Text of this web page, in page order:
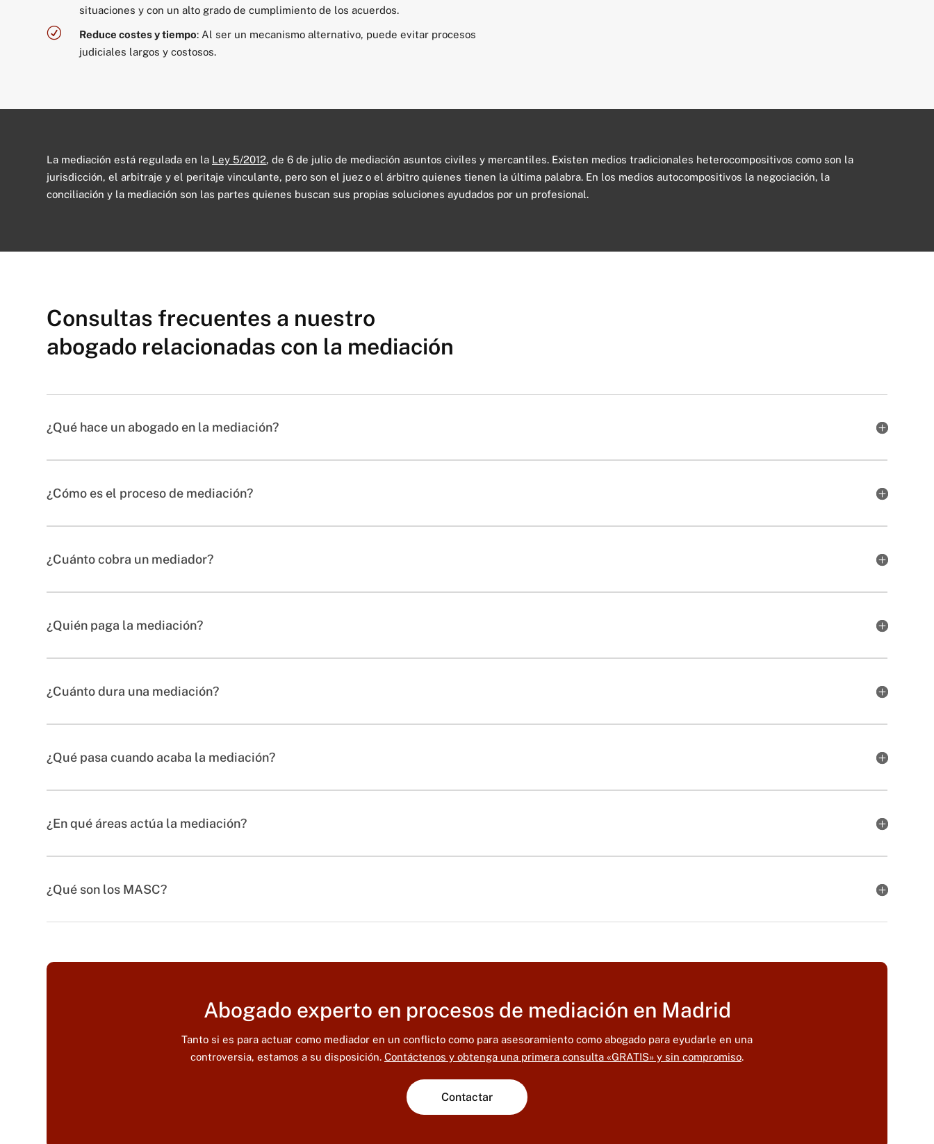
situaciones y con un alto grado de cumplimiento de los acuerdos.
R Reduce costes y tiempo: Al ser un mecanismo alternativo, puede evitar procesos
judiciales largos y costosos.
La mediación está regulada en la Ley 5/2012, de 6 de julio de mediación asuntos civiles y mercantiles. Existen medios tradicionales heterocompositivos como son la
jurisdicción, el arbitraje y el peritaje vinculante, pero son el juez o el árbitro quienes tienen la última palabra. En los medios autocompositivos la negociación, la
conciliación y la mediación son las partes quienes buscan sus propias soluciones ayudados por un profesional.
Consultas frecuentes a nuestro
abogado relacionadas con la mediación
¿Qué hace un abogado en la mediación?
¿Cómo es el proceso de mediación?
¿Cuánto cobra un mediador?
¿Quién paga la mediación?
¿Cuánto dura una mediación?
¿Qué pasa cuando acaba la mediación?
¿En qué áreas actúa la mediación?
¿Qué son los MASC?
Abogado experto en procesos de mediación en Madrid
Tanto si es para actuar como mediador en un conflicto como para asesoramiento como abogado para eyudarle en una
controversia, estamos a su disposición. Contáctenos y obtenga una primera consulta «GRATIS» y sin compromiso.
Contactar